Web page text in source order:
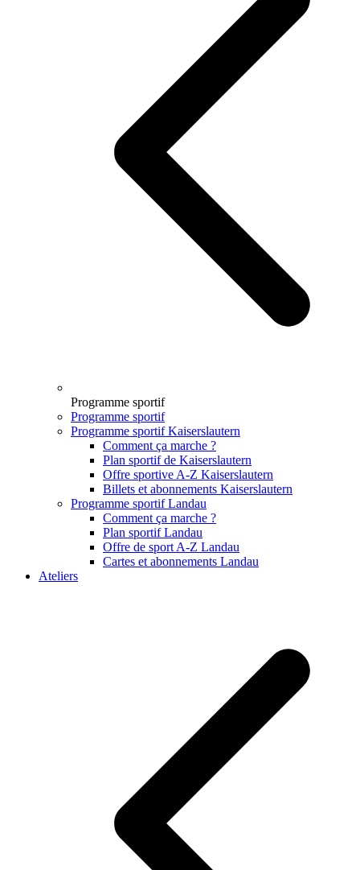
Programme sportif
Programme sportif
Programme sportif Kaiserslautern
Comment ça marche ?
Plan sportif de Kaiserslautern
Offre sportive A-Z Kaiserslautern
Billets et abonnements Kaiserslautern
Programme sportif Landau
Comment ça marche ?
Plan sportif Landau
Offre de sport A-Z Landau
Cartes et abonnements Landau
Ateliers